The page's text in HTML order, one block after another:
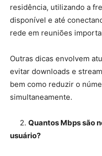
residência, utilizando a
disponível e até
rede em reuniões
Outras dicas envolvem
evitar downloads e
bem como reduzir o
simultaneamente.
2. Quantos Mbps são
usuário?